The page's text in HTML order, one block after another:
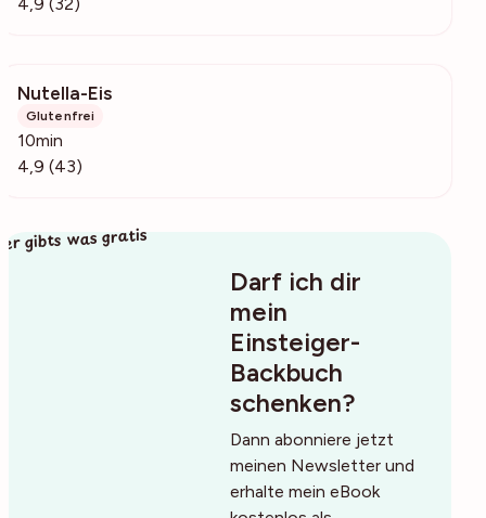
Nutella-Eis
Glutenfrei
10min
4,9 (43)
Darf ich dir
mein
Einsteiger-
Backbuch
schenken?
Dann abonniere jetzt
meinen Newsletter und
erhalte mein eBook
gibts was gratis